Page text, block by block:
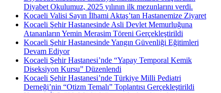
Diyabet Okulumuz, 2025 yılının ilk mezunlarını verdi.
Kocaeli Valisi Sayın İlhami Aktaş’tan Hastanemize Ziyaret
Kocaeli Şehir Hastanesinde Asli Devlet Memurluğuna
Atananların Yemin Merasim Töreni Gerçekleştirildi
Kocaeli Şehir Hastanesinde Yangın Güvenliği Eğitimleri
Devam Ediyor
Kocaeli Şehir Hastanesi’nde “Yapay Temporal Kemik
Diseksiyon Kursu” Düzenlendi
Kocaeli Şehir Hastanesi’nde Türkiye Milli Pediatri
Derneği’nin “Otizm Temalı” Toplantısı Gerçekleştirildi